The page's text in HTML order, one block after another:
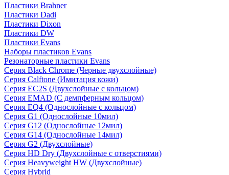
Пластики Brahner
Пластики Dadi
Пластики Dixon
Пластики DW
Пластики Evans
Наборы пластиков Evans
Резонаторные пластики Evans
Серия Black Chrome (Черные двухслойные)
Серия Calftone (Имитация кожи)
Серия EC2S (Двухслойные с кольцом)
Серия EMAD (С демпферным кольцом)
Серия EQ4 (Однослойные с кольцом)
Серия G1 (Однослойные 10мил)
Серия G12 (Однослойные 12мил)
Серия G14 (Однослойные 14мил)
Серия G2 (Двухслойные)
Серия HD Dry (Двухслойные с отверстиями)
Серия Heavyweight HW (Двухслойные)
Серия Hybrid